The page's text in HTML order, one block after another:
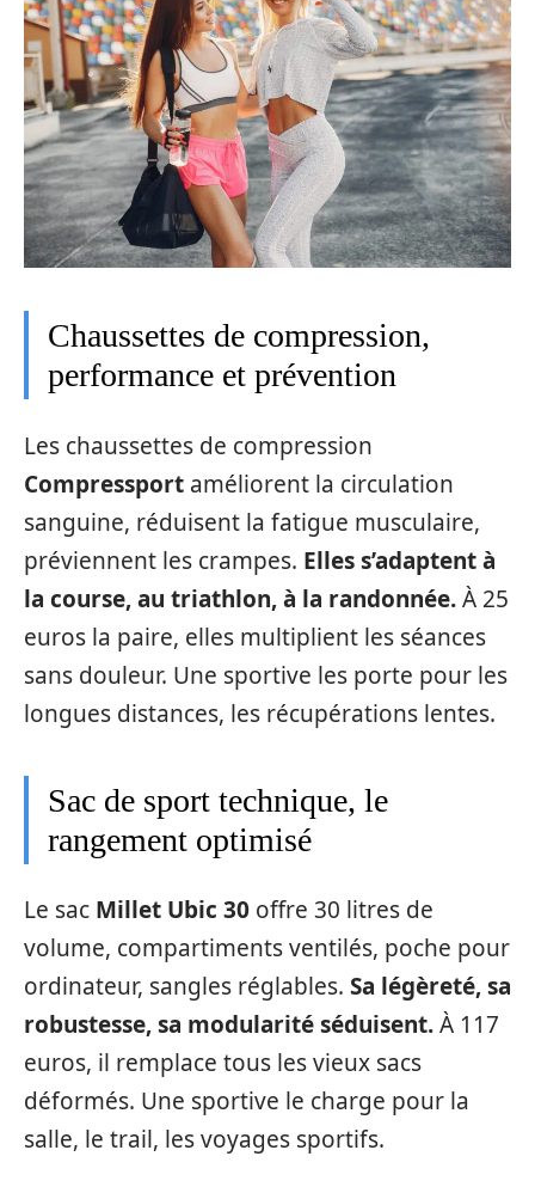
Chaussettes de compression,
performance et prévention
Les chaussettes de compression
Compressport améliorent la circulation
sanguine, réduisent la fatigue musculaire,
préviennent les crampes. Elles s’adaptent à
la course, au triathlon, à la randonnée.À 25
euros la paire, elles multiplient les séances
sans douleur. Une sportive les porte pour les
longues distances, les récupérations lentes.
Sac de sport technique, le
rangement optimisé
Le sac Millet Ubic 30 offre 30 litres de
volume, compartiments ventilés, poche pour
ordinateur, sangles réglables. Sa légèreté, sa
robustesse, sa modularité séduisent.À 117
euros, il remplace tous les vieux sacs
déformés. Une sportive le charge pour la
salle, le trail, les voyages sportifs.